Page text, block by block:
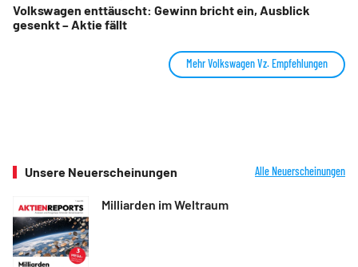
Volkswagen enttäuscht: Gewinn bricht ein, Ausblick
gesenkt – Aktie fällt
Mehr Volkswagen Vz. Empfehlungen
Unsere Neuerscheinungen Alle Neuerscheinungen
Milliarden im Weltraum